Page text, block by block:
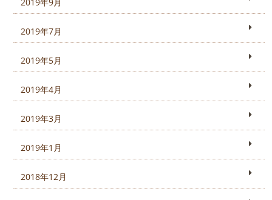
2019年7月
2019年5月
2019年4月
2019年3月
2019年1月
2018年12月